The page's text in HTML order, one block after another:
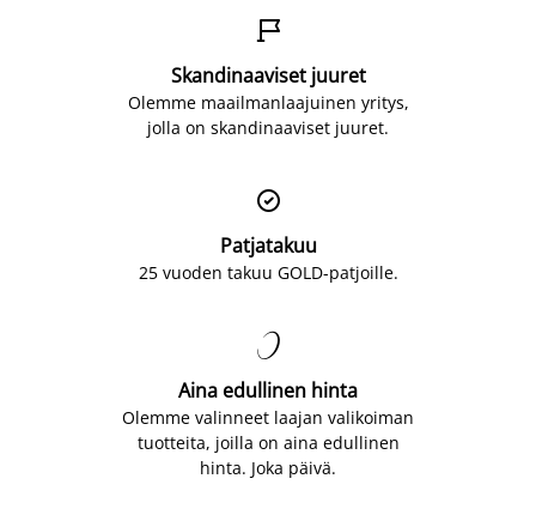

Skandinaaviset juuret
Olemme maailmanlaajuinen yritys,
jolla on skandinaaviset juuret.

Patjatakuu
25 vuoden takuu GOLD-patjoille.

Aina edullinen hinta
Olemme valinneet laajan valikoiman
tuotteita, joilla on aina edullinen
hinta. Joka päivä.